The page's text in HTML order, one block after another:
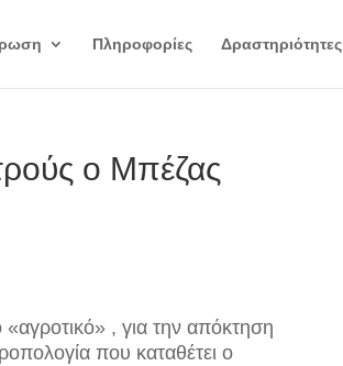
Πληροφορίες Δραστηριότητες
ο Μπέζας
, για την απόκτηση
που καταθέτει ο